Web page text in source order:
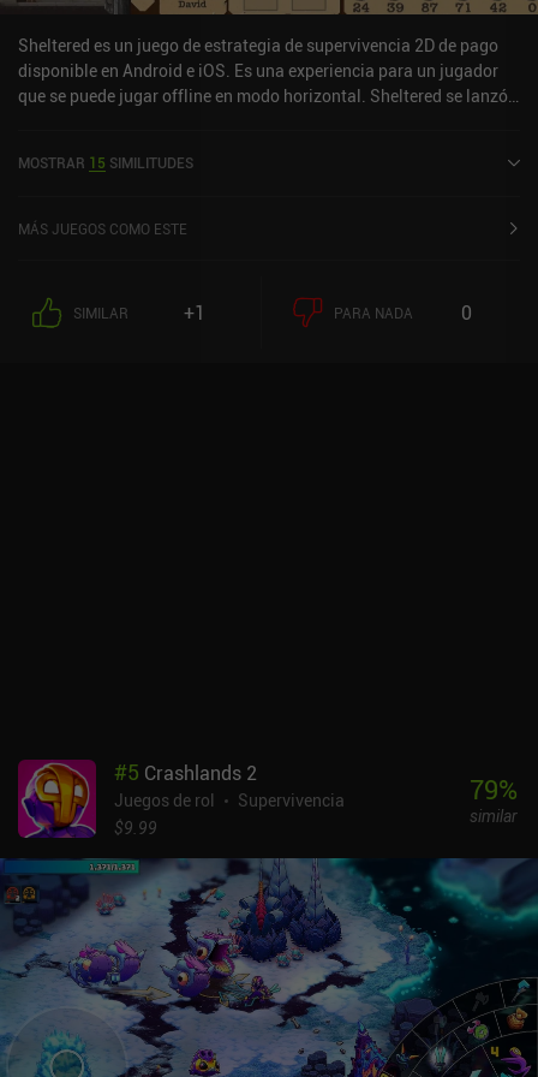
Sheltered es un juego de estrategia de supervivencia 2D de pago
disponible en Android e iOS. Es una experiencia para un jugador
que se puede jugar offline en modo horizontal. Sheltered se lanzó
MOSTRAR 15 SIMILITUDES
MÁS JUEGOS COMO ESTE
SIMILAR +1 PARA NADA 0
#5 Crashlands 2
Juegos de rol
Supervivencia
$9.99
79%
similar